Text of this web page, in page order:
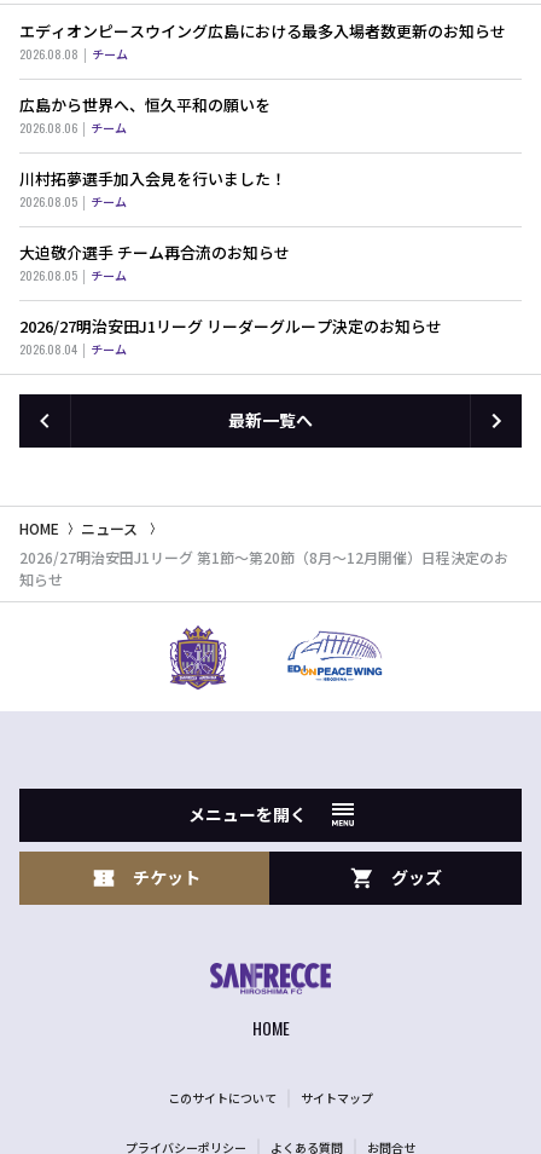
エディオンピースウイング広島における最多入場者数更新のお知らせ
2026.08.08 チーム
広島から世界へ、恒久平和の願いを
2026.08.06 チーム
川村拓夢選手加入会見を行いました！
2026.08.05 チーム
大迫敬介選手 チーム再合流のお知らせ
2026.08.05 チーム
2026/27明治安田J1リーグ リーダーグループ決定のお知らせ
2026.08.04 チーム
最新一覧へ
HOME
ニュース
2026/27明治安田J1リーグ 第1節〜第20節（8月〜12月開催）日程決定のお
知らせ
メニューを開く
チケット グッズ
HOME
このサイトについて サイトマップ
プライバシーポリシー よくある質問 お問合せ